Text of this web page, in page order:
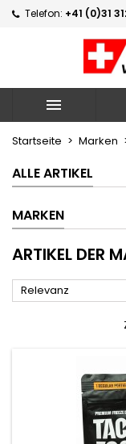
Telefon: +41 (0)31

Startseite Marken
ALLE ARTIKEL
MARKEN
ARTIKEL DER
Relevanz
Neue Liste
Name der
Sie müssen
Wunschliste